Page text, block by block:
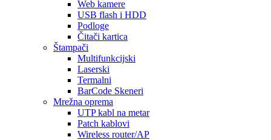
Web kamere
USB flash i HDD
Podloge
Čitači kartica
Štampači
Multifunkcijski
Laserski
Termalni
BarCode Skeneri
Mrežna oprema
UTP kabl na metar
Patch kablovi
Wireless router/AP